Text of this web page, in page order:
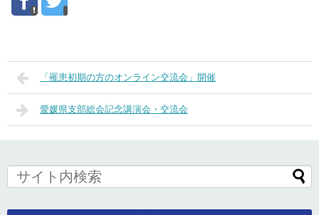
「罹患初期の方のオンライン交流会」開催
愛媛県支部総会記念講演会・交流会